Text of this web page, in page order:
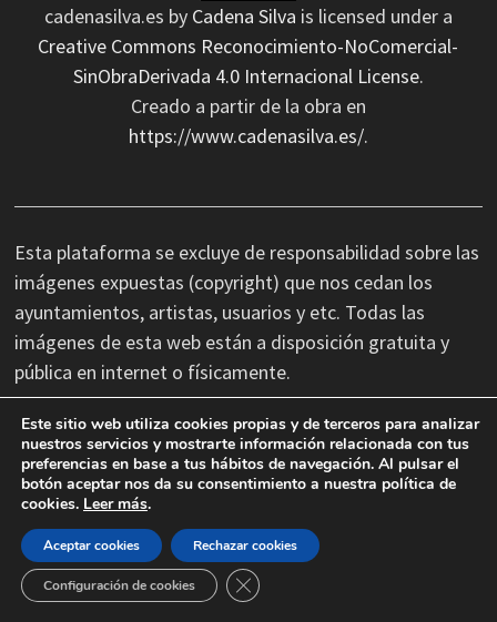
cadenasilva.es by Cadena Silva is licensed under a
Creative Commons Reconocimiento-NoComercial-
SinObraDerivada 4.0 Internacional License.
Creado a partir de la obra en
https://www.cadenasilva.es/.
Esta plataforma se excluye de responsabilidad sobre las
imágenes expuestas (copyright) que nos cedan los
ayuntamientos, artistas, usuarios y etc. Todas las
imágenes de esta web están a disposición gratuita y
pública en internet o físicamente.
No nos hacemos responsables de las erratas
tipográficas, así como cambios de última hora que se
produzcan en la información facilitada por terceros.
Copyright © 2026 Cadena Silva.
Este sitio web utiliza cookies propias y de terceros para analizar
nuestros servicios y mostrarte información relacionada con tus
preferencias en base a tus hábitos de navegación. Al pulsar el
botón aceptar nos da su consentimiento a nuestra política de
cookies. Leer más.
Aceptar cookies Rechazar cookies
Configuración de cookies CERRAR EL BANNER DE